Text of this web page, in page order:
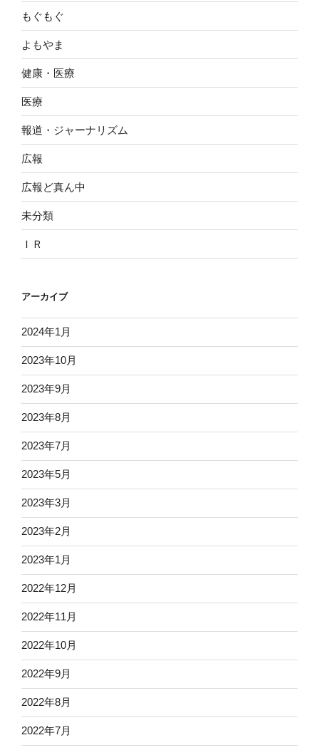
もぐもぐ
よもやま
健康・医療
医療
報道・ジャーナリズム
広報
広報ど真ん中
未分類
ＩＲ
アーカイブ
2024年1月
2023年10月
2023年9月
2023年8月
2023年7月
2023年5月
2023年3月
2023年2月
2023年1月
2022年12月
2022年11月
2022年10月
2022年9月
2022年8月
2022年7月